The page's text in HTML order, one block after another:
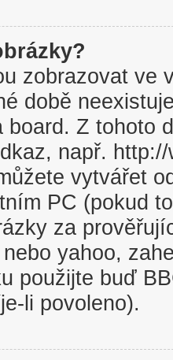
zobrazovat ve
době
board. Z tohoto
např.
vytvářet
PC (pokud
za
yahoo,
použijte buď
li povoleno).